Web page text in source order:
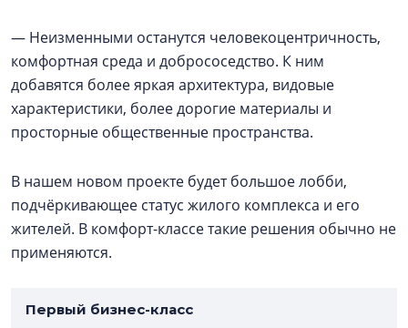
— Неизменными останутся человекоцентричность,
комфортная среда и добрососедство. К ним
добавятся более яркая архитектура, видовые
характеристики, более дорогие материалы и
просторные общественные пространства.
В нашем новом проекте будет большое лобби,
подчёркивающее статус жилого комплекса и его
жителей. В комфорт-классе такие решения обычно не
применяются.
Первый бизнес-класс